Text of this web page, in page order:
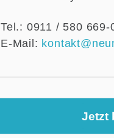
Tel.: 0911 / 580 669-
E-Mail:
Jetzt